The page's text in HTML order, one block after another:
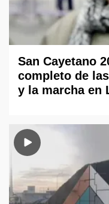
San Cayetano
completo de
y la marcha en